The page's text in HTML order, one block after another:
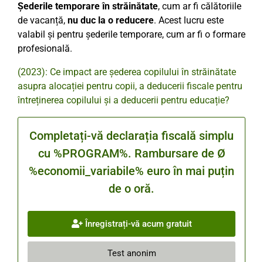
Șederile temporare în străinătate, cum ar fi călătoriile
de vacanță, nu duc la o reducere. Acest lucru este
valabil și pentru șederile temporare, cum ar fi o formare
profesională.
(2023): Ce impact are șederea copilului în străinătate
asupra alocației pentru copii, a deducerii fiscale pentru
întreținerea copilului și a deducerii pentru educație?
Completați-vă declarația fiscală simplu
cu %PROGRAM%. Rambursare de Ø
%economii_variabile% euro în mai puțin
de o oră.
Înregistrați-vă acum gratuit
Test anonim